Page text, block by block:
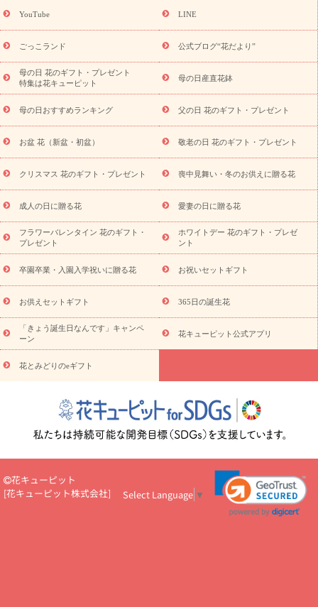
(トルコキキョウ)
9月の誕生花(リンドウ)
ら探す
お祝いの花特集 当日配達特急便 お祝い商品一覧
念日
結婚祝い 出産祝い 退院祝い・快気祝い
寿祝い
プチギフト ペットのお祝いフラワー
供え・お悔やみ商品一覧
お供え・お悔やみの花
四十九日法要以
お供え プリザーブドフラワー
ペットのお供えフラワー
お盆（新
盆・初盆）
その他 お祝い返し お見舞い
お取り寄せギフト
ビジネス用
ご自宅用 観葉植物 ミディ胡蝶蘭
プリザーブ
ドフラワー
スタイルから探す アレンジメント 花束
スタ
ンド花
お祝い お供え・お悔やみ 胡蝶蘭 胡蝶蘭・花鉢
ディ胡蝶蘭・お祝い
ミディ胡蝶蘭・お供え
世界初の青色胡蝶蘭
観葉植物
観葉植物 産直多肉植物
プリザーブドフラワー
お祝い
お供え・お悔やみ 花とセットギフト
セミオーダー
プチギフト（hanamore -ハナモア-）
花とみどりのeギフト
キューピットのeGfit
カラー ピンク イエローオレンジ
レッ
ド
お花の種類 トルコキキョウ
お祝い お祝い・3000円～ お祝い・4000円～
お祝い・
5000円～
お祝い・7000円～ お祝い・ 10000円～
お供え・お
悔やみ
円～
お供え・お悔やみ・
読み物
いのマナー
定年退職祝いのマナー
お祝いを贈るときのマナー・
花キューピットのお祝いコラム一覧
誕生日のお花を「色
彩心理学」で選ぶ方法
結婚祝いの予算相場
出産祝いお役立ち情
ール
新築引っ越し祝いコラム お祝い花のマナー総まとめ
職
場上司や先輩へ贈るお祝い花の正解は？
開店祝いの花 選び方ガイ
YouTube LINE
ごっこランド 公式ブログ“花だより”
母の日 花のギフト・プレゼント
特集は花キューピット
母の日産直花鉢
母の日おすすめランキング 父の日 花のギフト・プレゼント
お盆 花（新盆・初盆） 敬老の日 花のギフト・プレゼント
クリスマス 花のギフト・プレゼント 喪中見舞い・冬のお供えに贈る花
成人の日に贈る花 愛妻の日に贈る花
フラワーバレンタイン 花のギフト・
プレゼント
ホワイトデー 花のギフト・プレゼ
ント
卒園卒業・入園入学祝いに贈る花 お祝いセットギフト
お供えセットギフト 365日の誕生花
「きょう誕生日なんです」キャンペ
ーン
花キューピット公式アプリ
花とみどりのeギフト
花キューピット
[花キューピット株式会社] Select Language ▼